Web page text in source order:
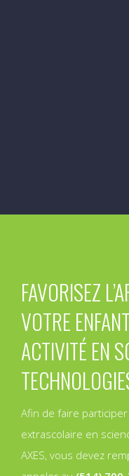
FAVORISEZ
VOTRE
ACTIVITÉ EN
Afin de faire
extrascolaire en
AXES, vous devez